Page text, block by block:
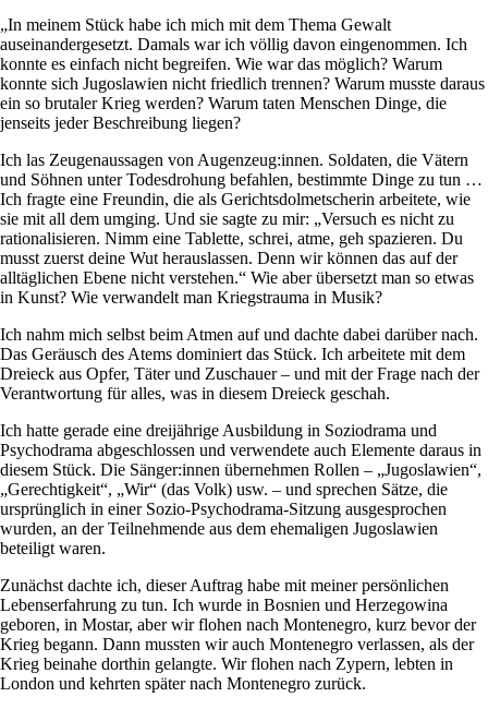
„In meinem Stück habe ich mich mit dem Thema Gewalt
auseinandergesetzt. Damals war ich völlig davon eingenommen. Ich
konnte es einfach nicht begreifen. Wie war das möglich? Warum
konnte sich Jugoslawien nicht friedlich trennen? Warum musste daraus
ein so brutaler Krieg werden? Warum taten Menschen Dinge, die
jenseits jeder Beschreibung liegen?
Ich las Zeugenaussagen von Augenzeug:innen. Soldaten, die Vätern
und Söhnen unter Todesdrohung befahlen, bestimmte Dinge zu tun …
Ich fragte eine Freundin, die als Gerichtsdolmetscherin arbeitete, wie
sie mit all dem umging. Und sie sagte zu mir: „Versuch es nicht zu
rationalisieren. Nimm eine Tablette, schrei, atme, geh spazieren. Du
musst zuerst deine Wut herauslassen. Denn wir können das auf der
alltäglichen Ebene nicht verstehen.“ Wie aber übersetzt man so etwas
in Kunst? Wie verwandelt man Kriegstrauma in Musik?
Ich nahm mich selbst beim Atmen auf und dachte dabei darüber nach.
Das Geräusch des Atems dominiert das Stück. Ich arbeitete mit dem
Dreieck aus Opfer, Täter und Zuschauer – und mit der Frage nach der
Verantwortung für alles, was in diesem Dreieck geschah.
Ich hatte gerade eine dreijährige Ausbildung in Soziodrama und
Psychodrama abgeschlossen und verwendete auch Elemente daraus in
diesem Stück. Die Sänger:innen übernehmen Rollen – „Jugoslawien“,
„Gerechtigkeit“, „Wir“ (das Volk) usw. – und sprechen Sätze, die
ursprünglich in einer Sozio-Psychodrama-Sitzung ausgesprochen
wurden, an der Teilnehmende aus dem ehemaligen Jugoslawien
beteiligt waren.
Zunächst dachte ich, dieser Auftrag habe mit meiner persönlichen
Lebenserfahrung zu tun. Ich wurde in Bosnien und Herzegowina
geboren, in Mostar, aber wir flohen nach Montenegro, kurz bevor der
Krieg begann. Dann mussten wir auch Montenegro verlassen, als der
Krieg beinahe dorthin gelangte. Wir flohen nach Zypern, lebten in
London und kehrten später nach Montenegro zurück.